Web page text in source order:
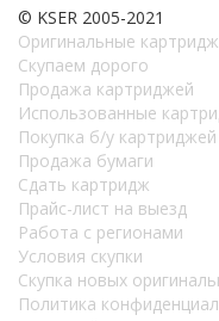
© KSER 2005-2021
Оригинальные
Скупаем дорого
Продажа картриджей
Использованные
Покупка б/у картриджей
Продажа бумаги
Сдать картридж
Прайс-лист на выезд
Работа с регионами
Условия скупки
Скупка новых
Политика